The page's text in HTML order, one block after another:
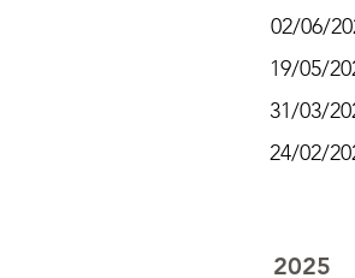
02/06/
19/05/
31/03/
24/02/
2025